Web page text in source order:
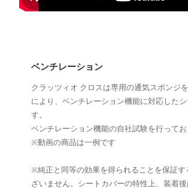
ベンチレーション
クラッツィオ クロスは専用の通気スポンジ
により、ベンチレーション機能に対応した
す。
ベンチレーション機能の自社試験を行ってお
※動画の商品は一例です
※純正と同等の効果を得られることを保証す
ざいません。シートカバーの特性上、装着